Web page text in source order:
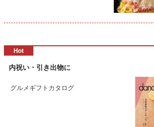
内祝い・引き出物に
グルメギフトカタログ